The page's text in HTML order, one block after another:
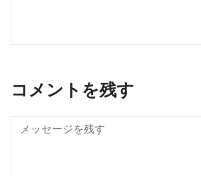
コメントを残す